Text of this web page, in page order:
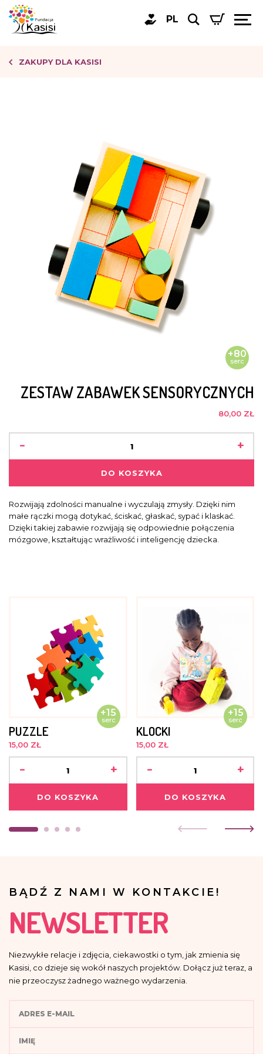
PL
ZAKUPY DLA KASISI
+80
serc
ZESTAW ZABAWEK SENSORYCZNYCH
80,00 ZŁ
- +
DO KOSZYKA
Rozwijają zdolności manualne i wyczulają zmysły. Dzięki nim
małe rączki mogą dotykać, ściskać, głaskać, sypać i klaskać.
Dzięki takiej zabawie rozwijają się odpowiednie połączenia
mózgowe, kształtując wrażliwość i inteligencję dziecka.
+15
serc
PUZZLE
15,00 ZŁ
- +
DO KOSZYKA
+15
serc
KLOCKI
15,00 ZŁ
- +
DO KOSZYKA
BĄDŹ Z NAMI W KONTAKCIE!
NEWSLETTER
Niezwykłe relacje i zdjęcia, ciekawostki o tym, jak zmienia się
Kasisi, co dzieje się wokół naszych projektów. Dołącz już teraz, a
nie przeoczysz żadnego ważnego wydarzenia.